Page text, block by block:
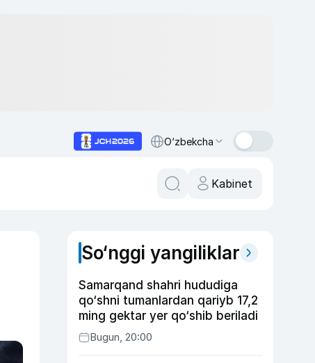
O‘zbekcha
Kabinet
So‘nggi yangiliklar
Samarqand shahri hududiga
qo‘shni tumanlardan qariyb 17,2
ming gektar yer qo‘shib beriladi
Bugun, 20:00